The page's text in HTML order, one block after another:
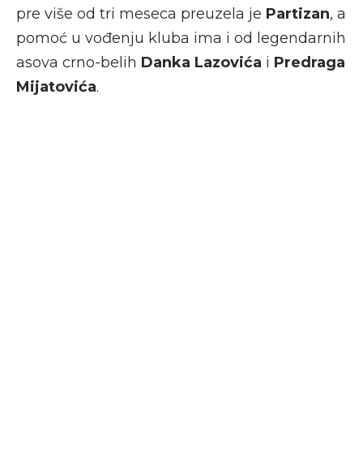
pre više od tri meseca preuzela je Partizan, a
pomoć u vođenju kluba ima i od legendarnih
asova crno-belih Danka Lazovića i Predraga
Mijatovića.